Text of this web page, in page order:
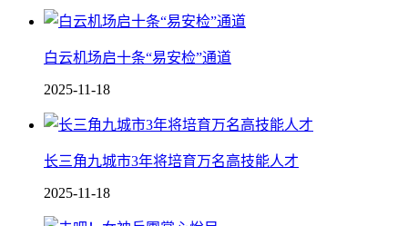
白云机场启十条“易安检”通道
2025-11-18
长三角九城市3年将培育万名高技能人才
2025-11-18